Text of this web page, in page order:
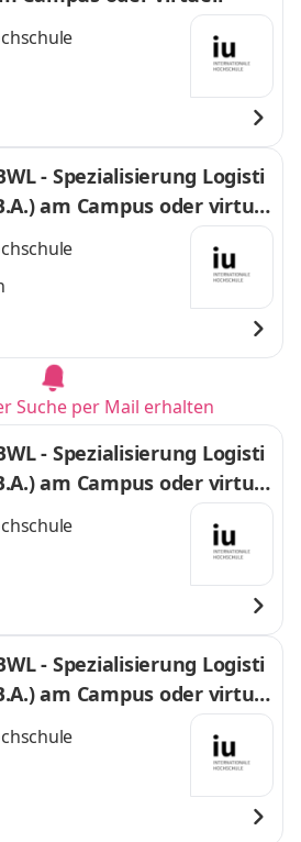
- Spezialisierung Logisti
am Campus oder virtuel
Suche per Mail erhalten
- Spezialisierung Logisti
am Campus oder virtuel
- Spezialisierung Logisti
am Campus oder virtuel